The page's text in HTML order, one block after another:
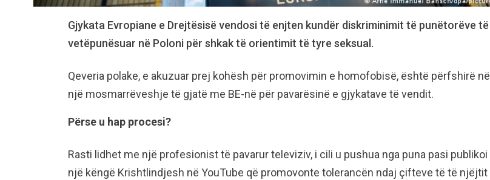
Gjykata Evropiane e Drejtësisë vendosi të enjten kundër diskriminimit të punëtorëve të
vetëpunësuar në Poloni për shkak të orientimit të tyre seksual.
Qeveria polake, e akuzuar prej kohësh për promovimin e homofobisë, është përfshirë në
një mosmarrëveshje të gjatë me BE-në për pavarësinë e gjykatave të vendit.
Përse u hap procesi?
Rasti lidhet me një profesionist të pavarur televiziv, i cili u pushua nga puna pasi publikoi
një këngë Krishtlindjesh në YouTube që promovonte tolerancën ndaj çifteve të të njëjtit